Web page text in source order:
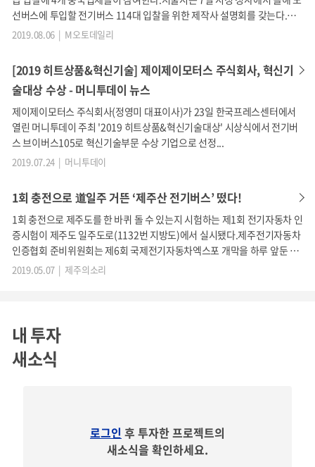
현재 시장상황 및 문제점
을 할 수 없음 - 구조설계 및 테스트 등, 중소기업의 한계
근본적으로 자동차의 섀시 제작은 중소기업이 잘 할 수 있
는 분야가 아님
JJ MOTORS의 대응
전기자동차에서 차량의 섀시 원가비중은 25% 미만임. 하
지만 탑승자의 생명과 직결되는 안전을 위해서는 구조설계
및 테스트, 생산 등에 있어 국제규격(ISO)에 충족하는 대규
모제작자의 차체를 사용해야 함. JJ MOTORS는 중국의 대
형 자동차회사 5곳과 독점 섀시공급계약이 되어있으며 한
을 위해서는 대규모제작자 코드가 필수적임.
핵심역량 3. Marketing & Sales
국내전기버스 1위 운용 운수업체 납품완료
선버스에 투입할 전기버스 114대 입찰을 위한 제작사 설명회를 갖는다.오
전 9시부터 한 시간 간격으로 오후 5시까지 진행되는 이번 설명회에는 현대
자동차와 우진산전, 에디슨모터스 등 3개 한국업체와 하이거, BYD, JJ모터
스, 황희버스 등 4개 중국업체가 참여한다. 노선버스 운영업체는 도원교통
과 서울승합, 현대교통, 유성운수, 공항버스, 양천운수, 동성교통, 세풍운수,
한남여객, 관악교통
2019.08.06 | M오토데일리
[2019 히트상품&혁신기술] 제이제이모터스 주식회사, 혁신기
술대상 수상 - 머니투데이 뉴스
제이제이모터스 주식회사(정영미 대표이사)가 23일 한국프레스센터에서
열린 머니투데이 주최 '2019 히트상품&혁신기술대상' 시상식에서 전기버
스 브이버스105로 혁신기술부문 수상 기업으로 선정...
2019.07.24 | 머니투데이
1회 충전으로 道일주 거뜬 ‘제주산 전기버스’ 떴다!
1회 충전으로 제주도를 한 바퀴 돌 수 있는지 시험하는 제1회 전기자동차 인
증시험이 제주도 일주도로(1132번 지방도)에서 실시됐다.제주전기자동차
인증협회 준비위원회는 제6회 국제전기자동차엑스포 개막을 하루 앞둔 5
월7일 최초로 전기자동차 인증을 실시했다.제주전기자동차인증협회(준)가
개발한 코스는 두 가지다. 이날 인증시험은 총길이 176.07㎞인 일주도로
2를 부여하고 그에 따른
2019.05.07 | 제주의소리
내 투자
새소식
로그인 후 투자한 프로젝트의
새소식을 확인하세요.